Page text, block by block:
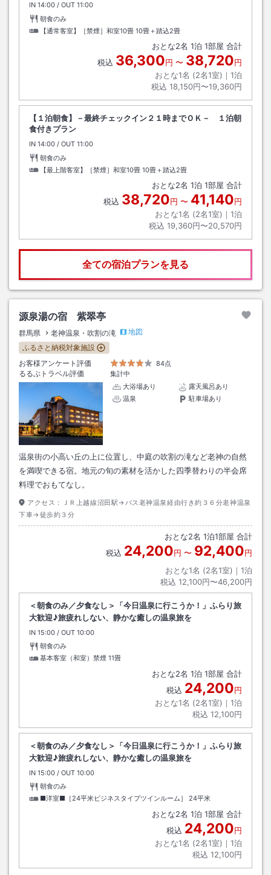
IN チェックイン
14:00 / OUT チェックアウト
11:00
朝食のみ
【通常客室】［禁煙］和室10畳 10畳＋踏込2畳
おとな2名 1泊 1部屋 合計
税込 36,300円 〜 38,720円
おとな1名 (2名1室)｜ 1泊
税込 18,150円〜19,360円
【１泊朝食】－最終チェックイン２１時までＯＫ－ １泊朝
食付きプラン
IN チェックイン
14:00 / OUT チェックアウト
11:00
朝食のみ
【最上階客室】［禁煙］和室10畳 10畳＋踏込2畳
おとな2名 1泊 1部屋 合計
税込 38,720円 〜 41,140円
おとな1名 (2名1室)｜ 1泊
税込 19,360円〜20,570円
全ての宿泊プランを見る
源泉湯の宿 紫翠亭
群馬県 老神温泉・吹割の滝
地図
ふるさと納税対象施設
お客様アンケート評価
84点
るるぶトラベル評価
集計中
大浴場あり
露天風呂あり
温泉
駐車場あり
温泉街の小高い丘の上に位置し、中庭の吹割の滝など老神の自然
を満喫できる宿。地元の旬の素材を活かした四季替わりの半会席
料理でおもてなし。
アクセス：
ＪＲ上越線沼田駅→バス老神温泉経由行き約３６分老神温泉
下車→徒歩約３分
おとな2名 1泊1部屋 合計
税込 24,200円 〜 92,400円
おとな1名 (2名1室)｜ 1泊
税込 12,100円〜46,200円
＜朝食のみ／夕食なし＞「今日温泉に行こうか！」ふらり旅
大歓迎♪旅疲れしない、静かな癒しの温泉旅を
IN チェックイン
15:00 / OUT チェックアウト
10:00
朝食のみ
基本客室（和室）禁煙 11畳
おとな2名 1泊 1部屋 合計
税込 24,200円
おとな1名 (2名1室)｜ 1泊
税込 12,100円
＜朝食のみ／夕食なし＞「今日温泉に行こうか！」ふらり旅
大歓迎♪旅疲れしない、静かな癒しの温泉旅を
IN チェックイン
15:00 / OUT チェックアウト
10:00
朝食のみ
■洋室■［24平米ビジネスタイプツインルーム］
24平米
おとな2名 1泊 1部屋 合計
税込 24,200円
おとな1名 (2名1室)｜ 1泊
税込 12,100円